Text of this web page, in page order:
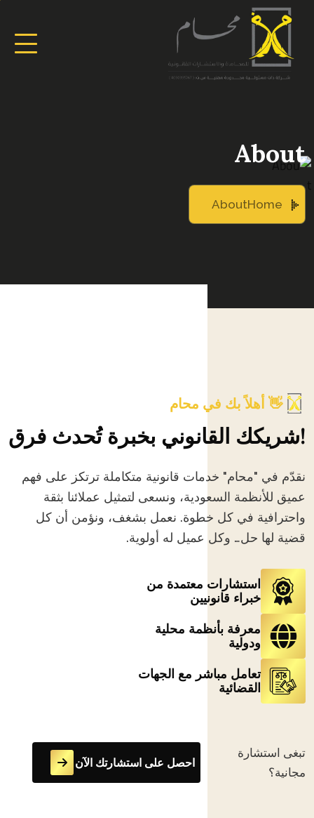
About
Home
About
👋 أهلاً بك في محام
شريكك القانوني بخبرة تُحدث فرق!
نقدّم في "محام" خدمات قانونية متكاملة ترتكز على فهم
عميق للأنظمة السعودية، ونسعى لتمثيل عملائنا بثقة
واحترافية في كل خطوة. نعمل بشغف، ونؤمن أن كل
قضية لها حل… وكل عميل له أولوية.
استشارات معتمدة من
خبراء قانونيين
معرفة بأنظمة محلية
ودولية
تعامل مباشر مع الجهات
القضائية
تبغى استشارة
مجانية؟
احصل على استشارتك الآن